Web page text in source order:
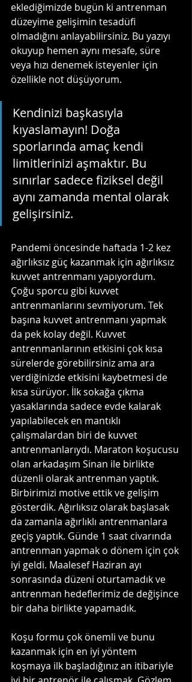
eklediğimizde bugün ki antrenman
düzeyime gelişimin tesadüfi
olmadığını anlayabilirsiniz. Bu yazıyı
okuyup hemen aynı mesafe, süre
veya hızı denemek isteyenler için
özellikle not düşüyorum.
Kendinizi başkasıyla
kıyaslamayın! Doğa
sporlarında amaç kendi
limitlerinizi aşmaktır. Bu
sınırlar sadece fiziksel değil
aynı zamanda mental olarak
gelişirsiniz.
Pandemi öncesinde haftada 1-2 kez
ağırlıksız güç kazanmak için ağırlıksız
kuvvet antrenmanı yapıyordum.
Çoğu sporcu gibi kuvvet
antrenmanlarını sevmiyorum. Tek
başına kuvvet antrenmanı yapmak
da pek kolay değil. Kuvvet
antrenmanlarının etkisini çok kısa
sürelerde görebilirsiniz ama ara
verdiğinizde etkisini kaybetmesi de
kısa sürüyor. İlk sokağa çıkma
yasaklarında sadece evde kalarak
yapılabilecek en mantıklı
çalışmalardan biri de kuvvet
antrenmanlarıydı. Maraton koşucusu
olan arkadaşım Sinan ile birlikte
düzenli olarak antrenman yaptık.
Birbirimizi motive ettik ve gelişim
gösterdik. Ağırlıksız olarak başlasak
da zamanla ağırlıklı antrenmanlara
geçiş yaptık. Günde 1 saat civarında
antrenman yapmak o dönem için çok
iyi geldi. Maalesef Haziran ayı
sonrasında düzeni oturtamadık ve
antrenman hedeflerimiz de değişince
bir daha birlikte yapamadık.
Koşu formu çok önemli ve bunu
kazanmak için en iyi yöntem
koşmaya ilk başladığınız an itibariyle